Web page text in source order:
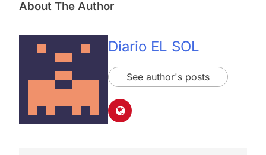
About The Author
Diario EL SOL
See author's posts